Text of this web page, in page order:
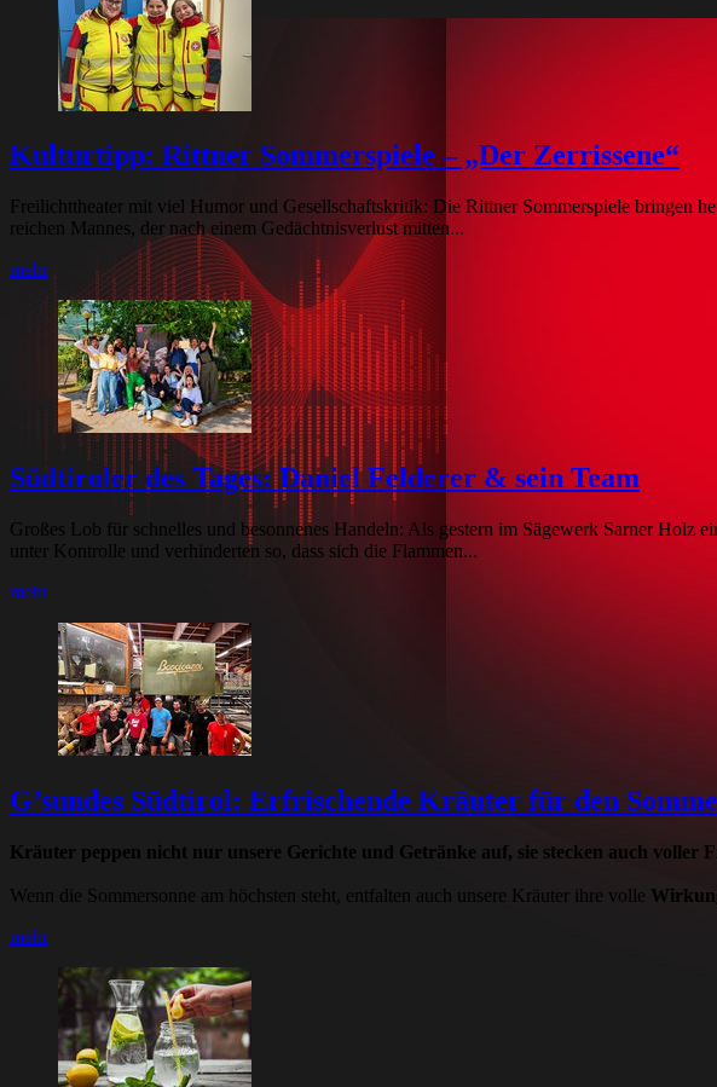
Kulturtipp: Rittner Sommerspiele – „Der Zerrissene“
Freilichttheater mit viel Humor und Gesellschaftskritik: Die Rittner Sommerspiele bringen
reichen Mannes, der nach einem Gedächtnisverlust mitten...
mehr
Südtiroler des Tages: Daniel Felderer & sein Team
Großes Lob für schnelles und besonnenes Handeln: Als gestern im Sägewerk Sarner Holz
unter Kontrolle und verhinderten so, dass sich die Flammen...
mehr
G’sundes Südtirol: Erfrischende Kräuter für den
Kräuter peppen nicht nur unsere Gerichte und Getränke auf, sie stecken auch
Wenn die Sommersonne am höchsten steht, entfalten auch unsere Kräuter ihre volle
mehr